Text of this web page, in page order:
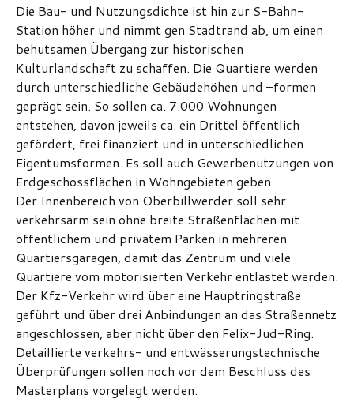
Die Bau- und Nutzungsdichte ist hin zur S-Bahn-
Station höher und nimmt gen Stadtrand ab, um einen
behutsamen Übergang zur historischen
Kulturlandschaft zu schaffen. Die Quartiere werden
durch unterschiedliche Gebäudehöhen und –formen
geprägt sein. So sollen ca. 7.000 Wohnungen
entstehen, davon jeweils ca. ein Drittel öffentlich
gefördert, frei finanziert und in unterschiedlichen
Eigentumsformen. Es soll auch Gewerbenutzungen von
Erdgeschossflächen in Wohngebieten geben.
Der Innenbereich von Oberbillwerder soll sehr
verkehrsarm sein ohne breite Straßenflächen mit
öffentlichem und privatem Parken in mehreren
Quartiersgaragen, damit das Zentrum und viele
Quartiere vom motorisierten Verkehr entlastet werden.
Der Kfz-Verkehr wird über eine Hauptringstraße
geführt und über drei Anbindungen an das Straßennetz
angeschlossen, aber nicht über den Felix-Jud-Ring.
Detaillierte verkehrs- und entwässerungstechnische
Überprüfungen sollen noch vor dem Beschluss des
Masterplans vorgelegt werden.